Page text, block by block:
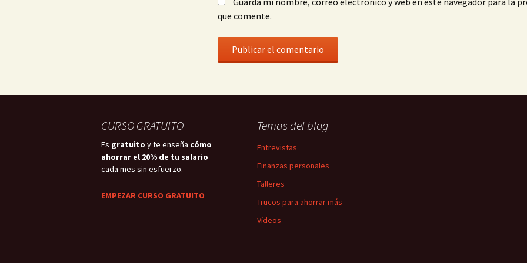
que comente.
CURSO GRATUITO
Es gratuito y te enseña cómo
ahorrar el 20% de tu salario
cada mes sin esfuerzo.
EMPEZAR CURSO GRATUITO
Temas del blog
Entrevistas
Finanzas personales
Talleres
Trucos para ahorrar más
Vídeos